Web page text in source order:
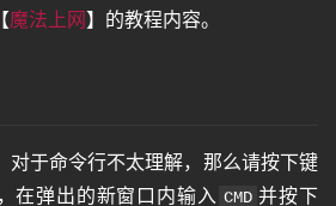
魔法上网】的教程内容。
对于命令行不太理解，那么请按下键
在弹出的新窗口内输入 CMD 并按下